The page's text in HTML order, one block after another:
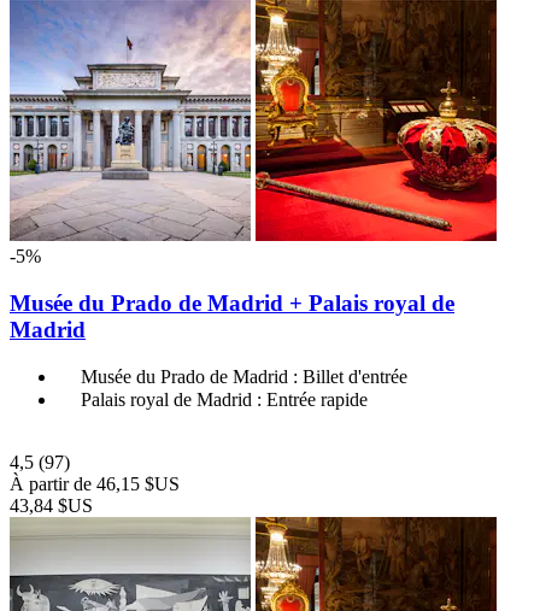
-5%
Musée du Prado de Madrid + Palais royal de
Madrid
Musée du Prado de Madrid : Billet d'entrée
Palais royal de Madrid : Entrée rapide
4,5 (97)
À partir de 46,15 $US
43,84 $US